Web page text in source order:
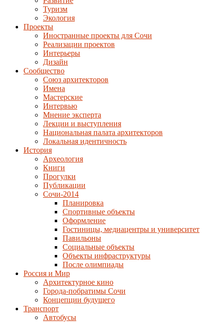
Туризм
Экология
Проекты
Иностранные проекты для Сочи
Реализации проектов
Интерьеры
Дизайн
Сообщество
Союз архитекторов
Имена
Мастерские
Интервью
Мнение эксперта
Лекции и выступления
Национальная палата архитекторов
Локальная идентичность
История
Археология
Книги
Прогулки
Публикации
Сочи-2014
Планировка
Спортивные объекты
Оформление
Гостиницы, медиацентры и университет
Павильоны
Социальные объекты
Объекты инфраструктуры
После олимпиады
Россия и Мир
Архитектурное кино
Города-побратимы Сочи
Концепции будущего
Транспорт
Автобусы